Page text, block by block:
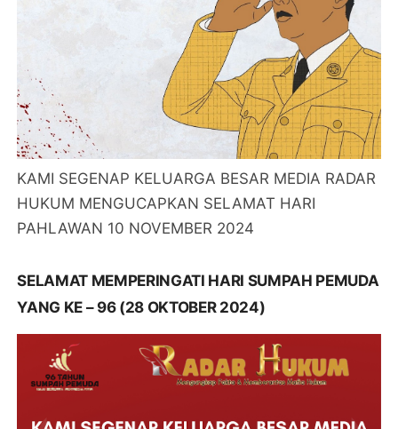
KAMI SEGENAP KELUARGA BESAR MEDIA RADAR
HUKUM MENGUCAPKAN SELAMAT HARI
PAHLAWAN 10 NOVEMBER 2024
SELAMAT MEMPERINGATI HARI SUMPAH PEMUDA
YANG KE – 96 (28 OKTOBER 2024)